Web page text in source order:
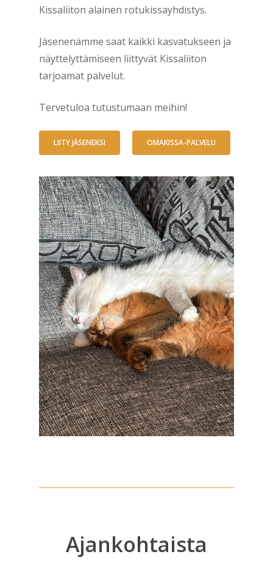
Kissaliiton alainen rotukissayhdistys.
Jäsenenämme saat kaikki kasvatukseen ja
näyttelyttämiseen liittyvät Kissaliiton
tarjoamat palvelut.
Tervetuloa tutustumaan meihin!
LIITY JÄSENEKSI OMAKISSA-PALVELU
Ajankohtaista